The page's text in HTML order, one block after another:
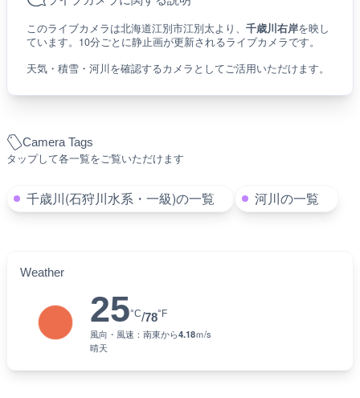
Camera Tags
タップして各一覧をご覧いただけます
千歳川(石狩川水系・一級)の一覧 河川の一覧
Weather
25°C/78°F
風向・風速： 南東から4.18ｍ/s
晴天
このライブカメラは北海道江別市江別太より、 千歳川右岸を映し
ています。10分ごとに静止画が更新されるライブカメラです。
天気・積雪・河川を確認するカメラとしてご活用いただけます。